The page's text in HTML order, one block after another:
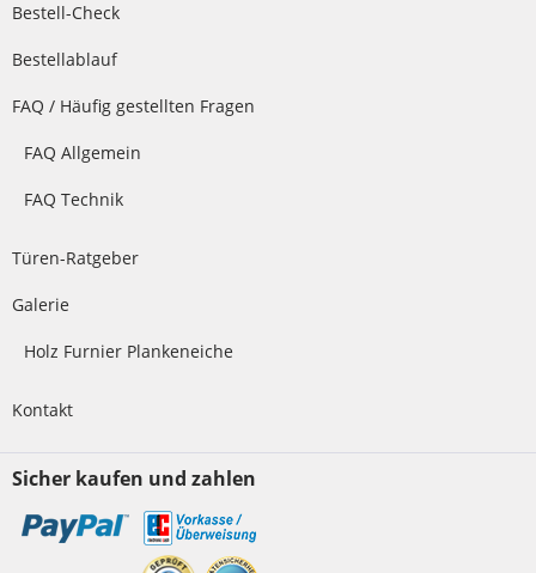
Bestell-Check
Bestellablauf
FAQ / Häufig gestellten Fragen
FAQ Allgemein
FAQ Technik
Türen-Ratgeber
Galerie
Holz Furnier Plankeneiche
Kontakt
Sicher kaufen und zahlen